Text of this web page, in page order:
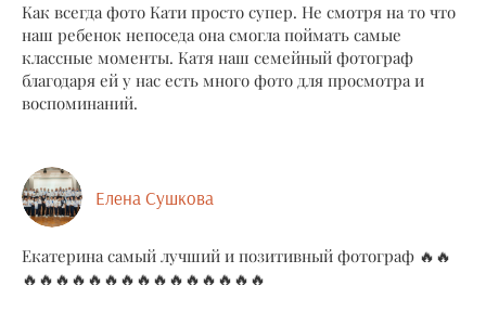
Как всегда фото Кати просто супер. Не смотря на то что
наш ребенок непоседа она смогла поймать самые
классные моменты. Катя наш семейный фотограф
благодаря ей у нас есть много фото для просмотра и
воспоминаний.
Елена Сушкова
Екатерина самый лучший и позитивный фотограф 🔥🔥
🔥🔥🔥🔥🔥🔥🔥🔥🔥🔥🔥🔥🔥🔥🔥